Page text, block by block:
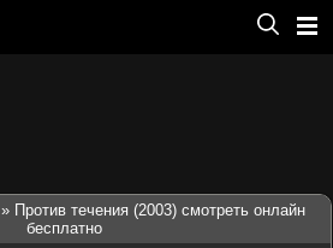
» Против течения (2003) смотреть онлайн
бесплатно